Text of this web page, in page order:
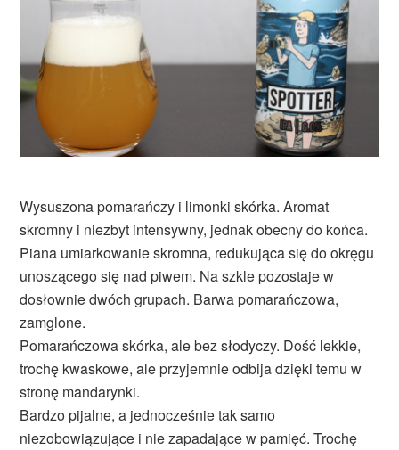
Wysuszona pomarańczy i limonki skórka. Aromat
skromny i niezbyt intensywny, jednak obecny do końca.
Piana umiarkowanie skromna, redukująca się do okręgu
unoszącego się nad piwem. Na szkle pozostaje w
dosłownie dwóch grupach. Barwa pomarańczowa,
zamglone.
Pomarańczowa skórka, ale bez słodyczy. Dość lekkie,
trochę kwaskowe, ale przyjemnie odbija dzięki temu w
stronę mandarynki.
Bardzo pijalne, a jednocześnie tak samo
niezobowiązujące i nie zapadające w pamięć. Trochę